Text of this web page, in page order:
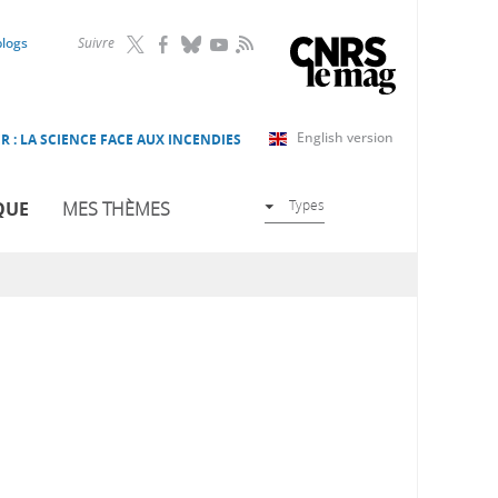
Suivre RSS
English version
: LA SCIENCE FACE AUX INCENDIES
MES THÈMES Types